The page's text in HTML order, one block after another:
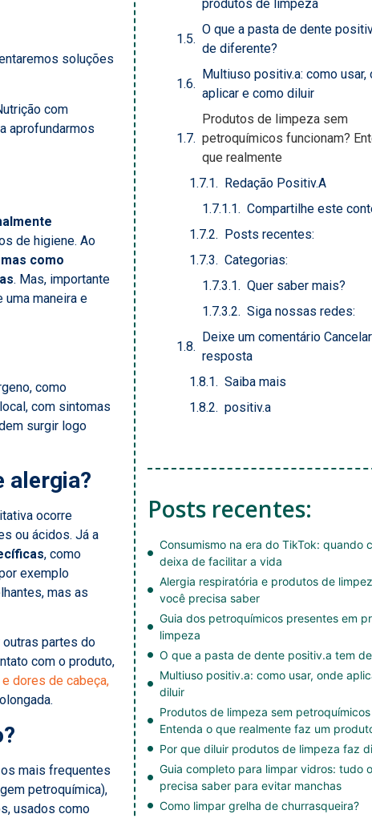
soluções
com
aprofundarmos
de higiene. Ao
como
. Mas, importante
maneira e
como
com sintomas
surgir logo
alergia?
ocorre
ou ácidos. Já a
, como
exemplo
mas as
partes do
com o produto,
dores de cabeça,
mais frequentes
petroquímica),
usados como
produtos de limpeza
O que a pasta de dente
de diferente?
Multiuso positiv.a: como usar,
aplicar e como diluir
Produtos de limpeza sem
petroquímicos funcionam?
que realmente
Redação Positiv.A
Compartilhe este
Posts recentes:
Categorias:
Quer saber mais?
Siga nossas redes:
Deixe um comentário Cancelar
resposta
Saiba mais
positiv.a
Posts recentes:
Consumismo na era do TikTok: quando
deixa de facilitar a vida
Alergia respiratória e produtos de
você precisa saber
Guia dos petroquímicos presentes em
limpeza
O que a pasta de dente positiv.a tem
Multiuso positiv.a: como usar, onde
diluir
Produtos de limpeza sem
Entenda o que realmente faz um
Por que diluir produtos de limpeza faz
Guia completo para limpar vidros: tudo
precisa saber para evitar manchas
Como limpar grelha de churrasqueira?